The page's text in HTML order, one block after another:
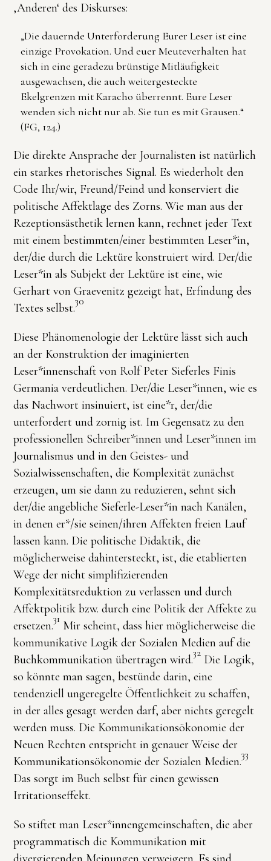
‚Anderen‘ des Diskurses:
„Die dauernde Unterforderung Eurer Leser ist eine
einzige Provokation. Und euer Meuteverhalten hat
sich in eine geradezu brünstige Mitläufigkeit
ausgewachsen, die auch weitergesteckte
Ekelgrenzen mit Karacho überrennt. Eure Leser
wenden sich nicht nur ab. Sie tun es mit Grausen.“
(FG, 124.)
Die direkte Ansprache der Journalisten ist natürlich
ein starkes rhetorisches Signal. Es wiederholt den
Code Ihr/wir, Freund/Feind und konserviert die
politische Affektlage des Zorns. Wie man aus der
Rezeptionsästhetik lernen kann, rechnet jeder Text
mit einem bestimmten/einer bestimmten Leser*in,
der/die durch die Lektüre konstruiert wird. Der/die
Leser*in als Subjekt der Lektüre ist eine, wie
Gerhart von Graevenitz gezeigt hat, Erfindung des
Textes selbst.30
Diese Phänomenologie der Lektüre lässt sich auch
an der Konstruktion der imaginierten
Leser*innenschaft von Rolf Peter Sieferles Finis
Germania verdeutlichen. Der/die Leser*innen, wie es
das Nachwort insinuiert, ist eine*r, der/die
unterfordert und zornig ist. Im Gegensatz zu den
professionellen Schreiber*innen und Leser*innen im
Journalismus und in den Geistes- und
Sozialwissenschaften, die Komplexität zunächst
erzeugen, um sie dann zu reduzieren, sehnt sich
der/die angebliche Sieferle-Leser*in nach Kanälen,
in denen er*/sie seinen/ihren Affekten freien Lauf
lassen kann. Die politische Didaktik, die
möglicherweise dahintersteckt, ist, die etablierten
Wege der nicht simplifizierenden
Komplexitätsreduktion zu verlassen und durch
Affektpolitik bzw. durch eine Politik der Affekte zu
ersetzen.31 Mir scheint, dass hier möglicherweise die
kommunikative Logik der Sozialen Medien auf die
Buchkommunikation übertragen wird.32 Die Logik,
so könnte man sagen, bestünde darin, eine
tendenziell ungeregelte Öffentlichkeit zu schaffen,
in der alles gesagt werden darf, aber nichts geregelt
werden muss. Die Kommunikationsökonomie der
Neuen Rechten entspricht in genauer Weise der
Kommunikationsökonomie der Sozialen Medien.33
Das sorgt im Buch selbst für einen gewissen
Irritationseffekt.
So stiftet man Leser*innengemeinschaften, die aber
programmatisch die Kommunikation mit